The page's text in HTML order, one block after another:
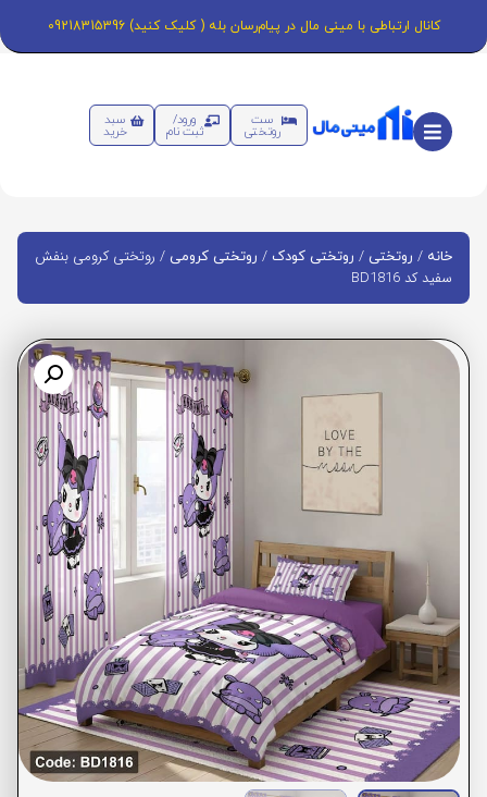
کانال ارتباطی با مینی مال در پیام‌رسان بله ( کلیک کنید) 09218315396
ست
روتختی
ورود/
ثبت نام
سبد
خرید
خانه / روتختی / روتختی کودک / روتختی کرومی / روتختی کرومی بنفش
سفید کد BD1816